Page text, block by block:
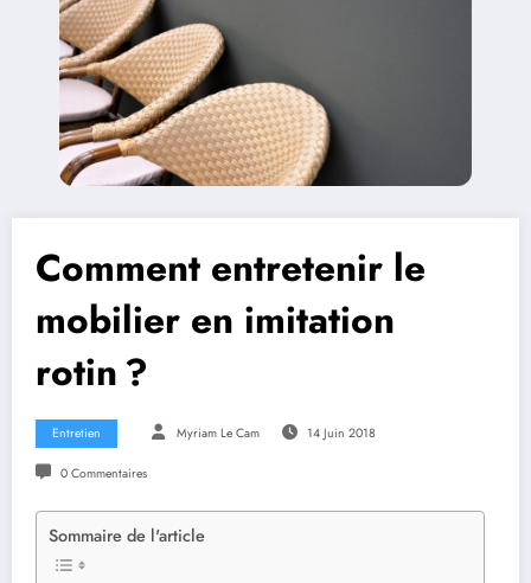
Comment entretenir le
mobilier en imitation
rotin ?
Entretien Myriam Le Cam 14 Juin 2018
0 Commentaires
Sommaire de l'article